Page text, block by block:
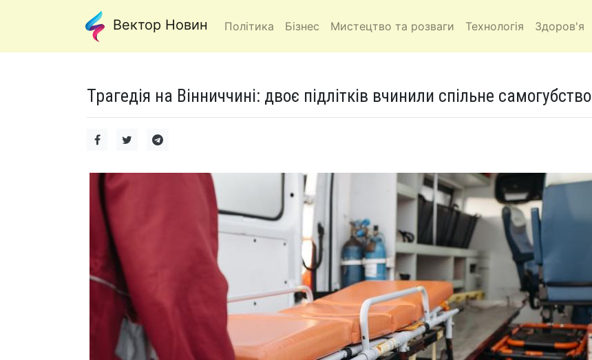
Вектор Новин Політика Бізнес Мистецтво та розваги Технологія Здоров'я
Трагедія на Вінниччині: двоє підлітків вчинили спільне самогубство